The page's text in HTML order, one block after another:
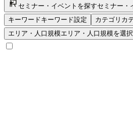
セミナー・イベントを探すセミナー・
キーワードキーワード設定 カテゴリ カ
エリア・人口規模エリア・人口規模を選択